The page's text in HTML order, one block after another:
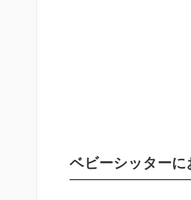
ベビーシッターに